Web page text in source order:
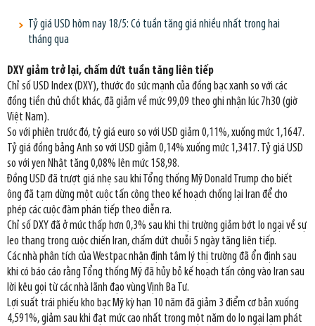
Tỷ giá USD hôm nay 18/5: Có tuần tăng giá nhiều nhất trong hai
tháng qua
DXY giảm trở lại, chấm dứt tuần tăng liên tiếp
Chỉ số USD Index (DXY), thước đo sức mạnh của đồng bạc xanh so với các
đồng tiền chủ chốt khác, đã giảm về mức 99,09 theo ghi nhận lúc 7h30 (giờ
Việt Nam).
So với phiên trước đó, tỷ giá euro so với USD giảm 0,11%, xuống mức 1,1647.
Tỷ giá đồng bảng Anh so với USD giảm 0,14% xuống mức 1,3417. Tỷ giá USD
so với yen Nhật tăng 0,08% lên mức 158,98.
Đồng USD đã trượt giá nhẹ sau khi Tổng thống Mỹ Donald Trump cho biết
ông đã tạm dừng một cuộc tấn công theo kế hoạch chống lại Iran để cho
phép các cuộc đàm phán tiếp theo diễn ra.
Chỉ số DXY đã ở mức thấp hơn 0,3% sau khi thị trường giảm bớt lo ngại về sự
leo thang trong cuộc chiến Iran, chấm dứt chuỗi 5 ngày tăng liên tiếp.
Các nhà phân tích của Westpac nhận định tâm lý thị trường đã ổn định sau
khi có báo cáo rằng Tổng thống Mỹ đã hủy bỏ kế hoạch tấn công vào Iran sau
lời kêu gọi từ các nhà lãnh đạo vùng Vịnh Ba Tư.
Lợi suất trái phiếu kho bạc Mỹ kỳ hạn 10 năm đã giảm 3 điểm cơ bản xuống
4,591%, giảm sau khi đạt mức cao nhất trong một năm do lo ngại lạm phát